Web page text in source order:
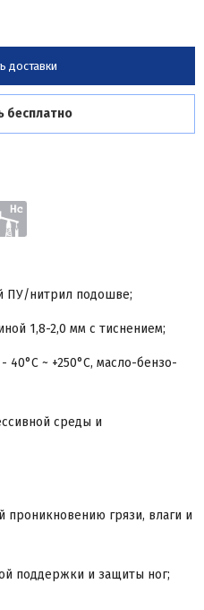
доставки
бесплатно
ПУ/нитрил подошве;
1,8-2,0 мм с тиснением;
~ +250°С, масло-бензо-
среды и
проникновению грязи, влаги и
поддержки и защиты ног;